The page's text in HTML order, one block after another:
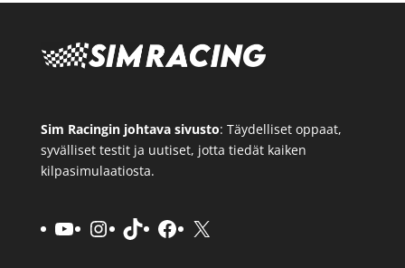
Sim Racingin johtava sivusto: Täydelliset oppaat,
syvälliset testit ja uutiset, jotta tiedät kaiken
kilpasimulaatiosta.
YouTube
Instagram
TikTokFacebook
X